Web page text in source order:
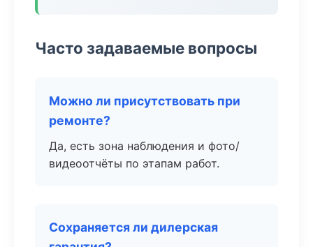
Часто задаваемые вопросы
Можно ли присутствовать при
ремонте?
Да, есть зона наблюдения и фото/
видеоотчёты по этапам работ.
Сохраняется ли дилерская